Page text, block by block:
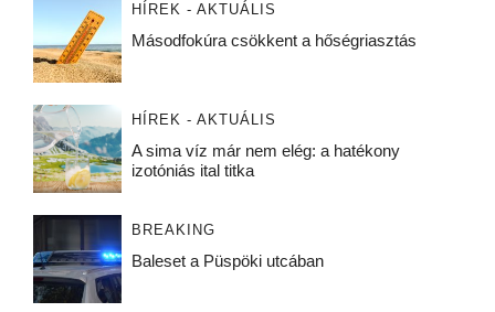
HÍREK - AKTUÁLIS
Másodfokúra csökkent a hőségriasztás
HÍREK - AKTUÁLIS
A sima víz már nem elég: a hatékony
izotóniás ital titka
BREAKING
Baleset a Püspöki utcában